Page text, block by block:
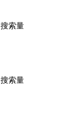
搜索量
搜索量